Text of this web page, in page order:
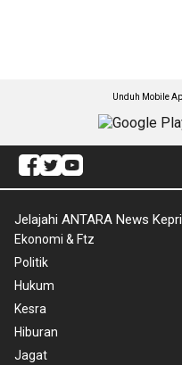
Unduh Mobile
Jelajahi ANTARA News Kepri
Ekonomi & Ftz
Politik
Hukum
Kesra
Hiburan
Jagat